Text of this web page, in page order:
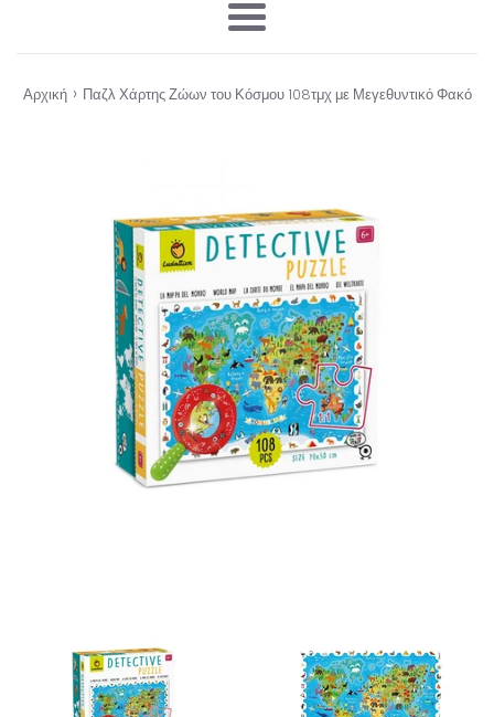
Μενού
Αρχική › Παζλ Χάρτης Ζώων του Κόσμου 108τμχ με Μεγεθυντικό Φακό